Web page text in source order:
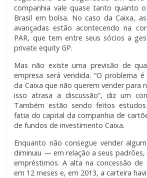
companhia vale quase tanto quanto
Brasil em bolsa. No caso da Caixa,
avançadas estão acontecendo na
PAR, que tem entre seus sócios a
private equity GP.
Mas não existe uma previsão de
empresa será vendida. “O problema
da Caixa que não querem vender para
isso atrasa a discussão”, diz um
Também estão sendo feitos
fatia do capital da companhia de
de fundos de investimento Caixa.
Enquanto não consegue vender
diminuiu — em relação a seus
empréstimos. A alta na concessão
em 12 meses e, em 2013, a carteira